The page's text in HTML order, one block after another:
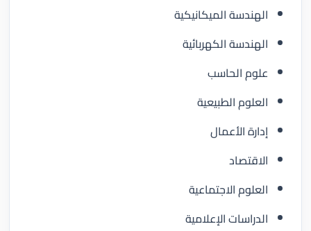
الهندسة الميكانيكية
الهندسة الكهربائية
علوم الحاسب
العلوم الطبيعية
إدارة الأعمال
الاقتصاد
العلوم الاجتماعية
الدراسات الإعلامية